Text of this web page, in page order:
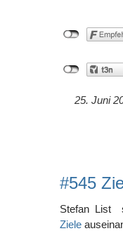
25. Juni
#545
Stefan List
Ziele